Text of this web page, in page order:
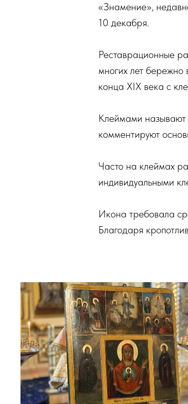
«Знамение»,
10 декабря.
Реставрационные
многих лет
конца XIX века с
Клеймами называют
комментируют
Часто на клеймах
индивидуальными
Икона требовала
Благодаря